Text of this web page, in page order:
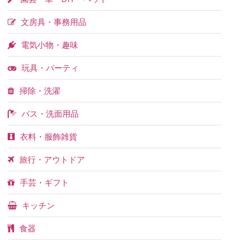
文房具・事務用品
電気小物・趣味
玩具・パーティ
掃除・洗濯
バス・洗面用品
衣料・服飾雑貨
旅行・アウトドア
手芸・ギフト
キッチン
食器